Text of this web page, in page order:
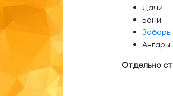
Дачи
Бани
Заборы
Ангары
Отдельно